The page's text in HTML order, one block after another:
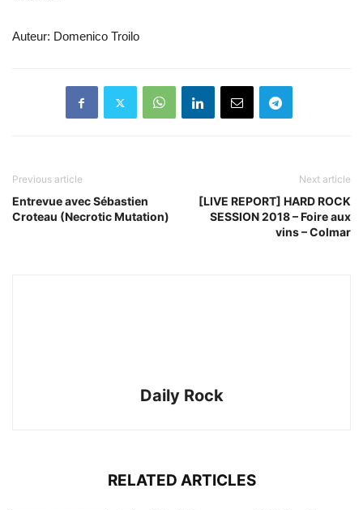
Auteur: Domenico Troilo
Previous article
Entrevue avec Sébastien
Croteau (Necrotic Mutation)
Next article
[LIVE REPORT] HARD ROCK
SESSION 2018 – Foire aux
vins – Colmar
Daily Rock
RELATED ARTICLES